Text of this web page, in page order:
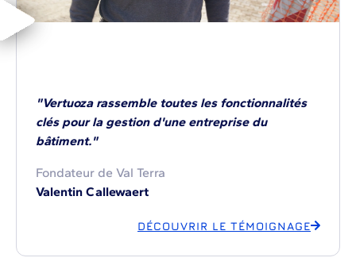
"Vertuoza rassemble toutes les fonctionnalités
clés pour la gestion d'une entreprise du
bâtiment."
Fondateur de Val Terra
Valentin Callewaert
DÉCOUVRIR LE TÉMOIGNAGE